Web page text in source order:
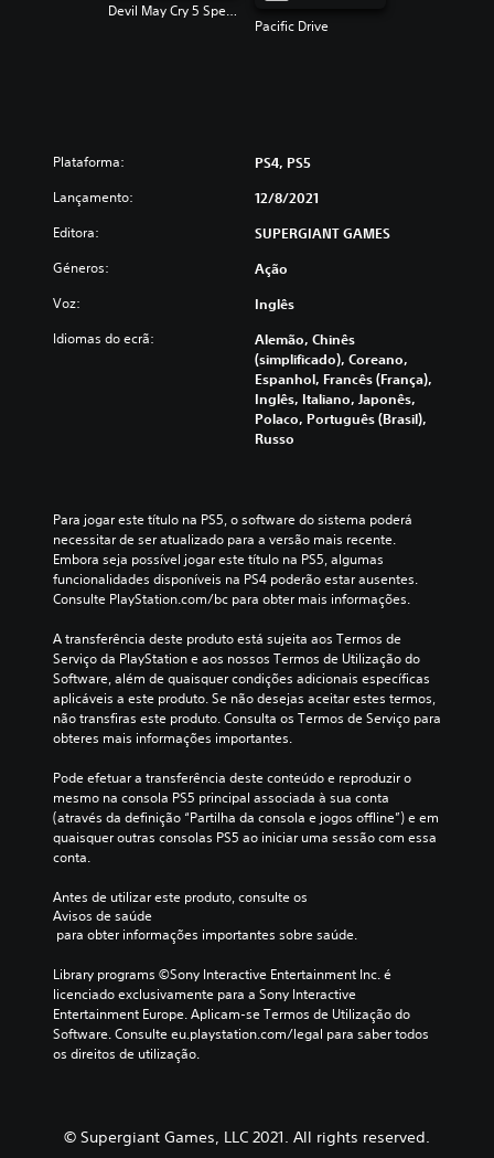
Devil May Cry 5 Special Edition
Pacific Drive
Plataforma: PS4, PS5
Lançamento: 12/8/2021
Editora: SUPERGIANT GAMES
Géneros: Ação
Voz: Inglês
Idiomas do ecrã:
Alemão, Chinês
(simplificado), Coreano,
Espanhol, Francês (França),
Inglês, Italiano, Japonês,
Polaco, Português (Brasil),
Russo
Para jogar este título na PS5, o software do sistema poderá
necessitar de ser atualizado para a versão mais recente.
Embora seja possível jogar este título na PS5, algumas
funcionalidades disponíveis na PS4 poderão estar ausentes.
Consulte PlayStation.com/bc para obter mais informações.
A transferência deste produto está sujeita aos Termos de
Serviço da PlayStation e aos nossos Termos de Utilização do
Software, além de quaisquer condições adicionais específicas
aplicáveis a este produto. Se não desejas aceitar estes termos,
não transfiras este produto. Consulta os Termos de Serviço para
obteres mais informações importantes.
Pode efetuar a transferência deste conteúdo e reproduzir o
mesmo na consola PS5 principal associada à sua conta
(através da definição “Partilha da consola e jogos offline”) e em
quaisquer outras consolas PS5 ao iniciar uma sessão com essa
conta.
Antes de utilizar este produto, consulte os
Avisos de saúde
para obter informações importantes sobre saúde.
Library programs ©Sony Interactive Entertainment Inc. é
licenciado exclusivamente para a Sony Interactive
Entertainment Europe. Aplicam-se Termos de Utilização do
Software. Consulte eu.playstation.com/legal para saber todos
os direitos de utilização.
© Supergiant Games, LLC 2021. All rights reserved.